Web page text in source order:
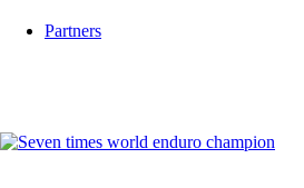
Partners